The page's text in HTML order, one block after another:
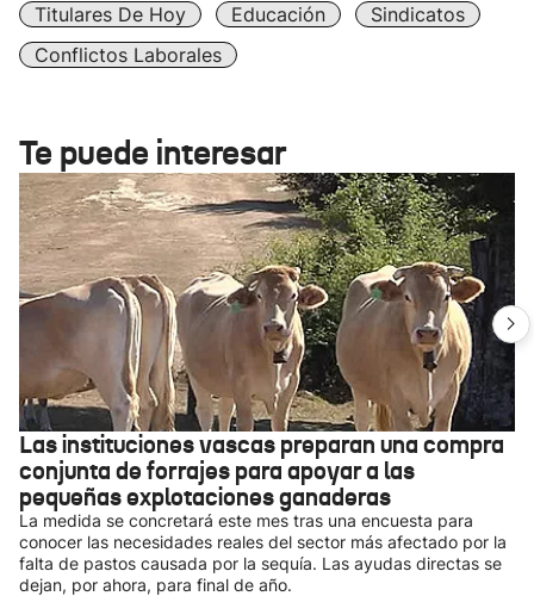
Titulares De Hoy
Educación
Sindicatos
Conflictos Laborales
Te puede interesar
Las instituciones vascas preparan una compra
conjunta de forrajes para apoyar a las
pequeñas explotaciones ganaderas
La medida se concretará este mes tras una encuesta para
conocer las necesidades reales del sector más afectado por la
falta de pastos causada por la sequía. Las ayudas directas se
dejan, por ahora, para final de año.